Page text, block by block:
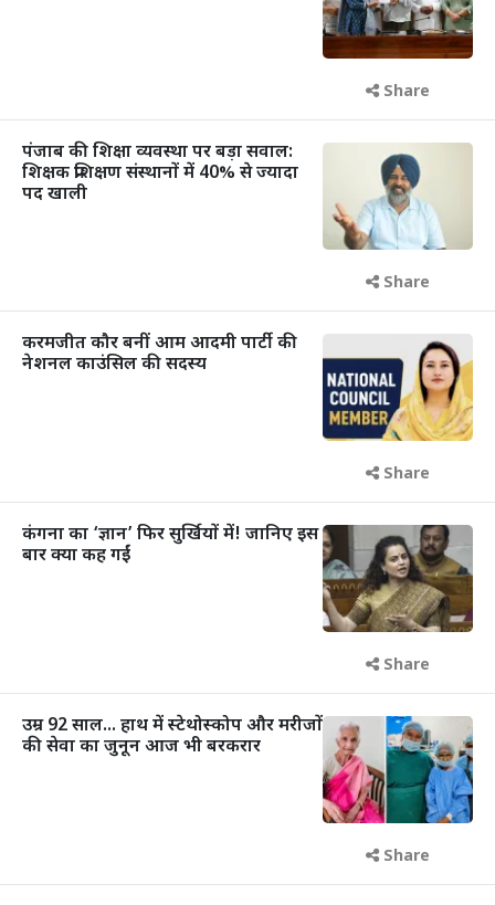
Share
पंजाब की शिक्षा व्यवस्था पर बड़ा सवाल:
शिक्षक प्रशिक्षण संस्थानों में 40% से ज्यादा
पद खाली
Share
करमजीत कौर बनीं आम आदमी पार्टी की
नेशनल काउंसिल की सदस्य
Share
कंगना का ‘ज्ञान’ फिर सुर्खियों में! जानिए इस
बार क्या कह गईं
Share
उम्र 92 साल... हाथ में स्टेथोस्कोप और मरीजों
की सेवा का जुनून आज भी बरकरार
Share